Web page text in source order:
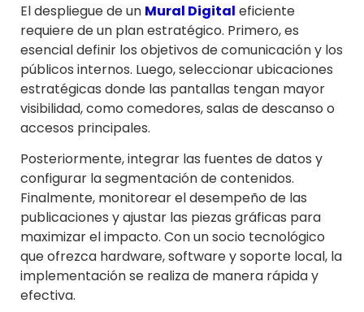
El despliegue de un Mural Digital eficiente
requiere de un plan estratégico. Primero, es
esencial definir los objetivos de comunicación y los
públicos internos. Luego, seleccionar ubicaciones
estratégicas donde las pantallas tengan mayor
visibilidad, como comedores, salas de descanso o
accesos principales.
Posteriormente, integrar las fuentes de datos y
configurar la segmentación de contenidos.
Finalmente, monitorear el desempeño de las
publicaciones y ajustar las piezas gráficas para
maximizar el impacto. Con un socio tecnológico
que ofrezca hardware, software y soporte local, la
implementación se realiza de manera rápida y
efectiva.